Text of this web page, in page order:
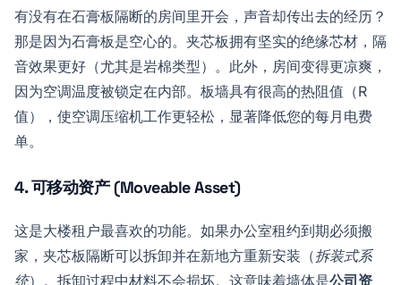
有没有在石膏板隔断的房间里开会，声音却传出去的经历？
那是因为石膏板是空心的。夹芯板拥有坚实的绝缘芯材，隔
音效果更好（尤其是岩棉类型）。此外，房间变得更凉爽，
因为空调温度被锁定在内部。板墙具有很高的热阻值（R
值），使空调压缩机工作更轻松，显著降低您的每月电费
单。
4. 可移动资产 (Moveable Asset)
这是大楼租户最喜欢的功能。如果办公室租约到期必须搬
家，夹芯板隔断可以拆卸并在新地方重新安装（拆装式系
统）。拆卸过程中材料不会损坏。这意味着墙体是公司资